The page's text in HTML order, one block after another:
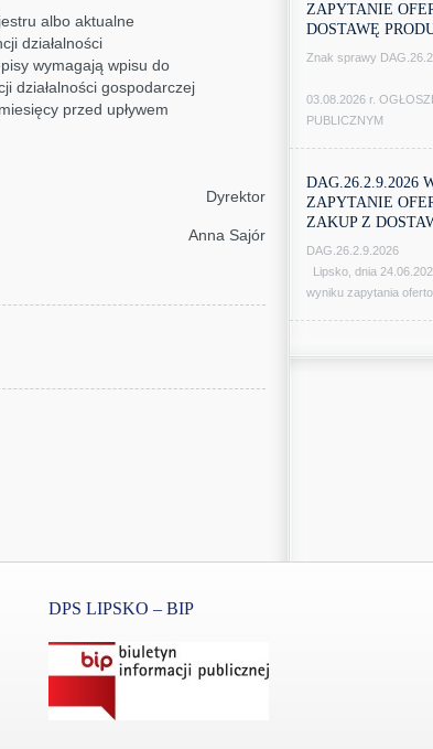
ZAPYTANIE
DOSTAWĘ
Znak sprawy
03.08.2026 r.
PUBLICZNYM
DAG.26.2.9.2026
ZAPYTANIE
ZAKUP Z
Lipsko, dnia
wyniku zapytania
albo aktualne
działalności
wymagają wpisu do
działalności gospodarczej
przed upływem
Dyrektor
Anna Sajór
DPS LIPSKO – BIP